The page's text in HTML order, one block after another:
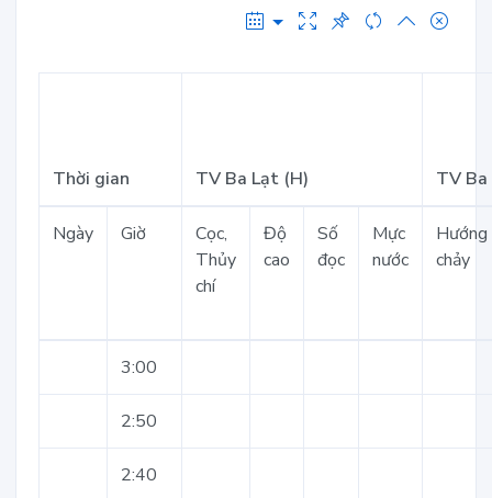
Thời gian TV Ba Lạt (H) TV
Ngày Giờ
Cọc,
Thủy
chí
Độ
cao
Số
đọc
Mực
nước
Hướng
chảy
3:00
2:50
2:40